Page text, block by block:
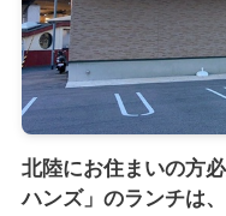
北陸にお住まいの方
ハンズ」のランチは